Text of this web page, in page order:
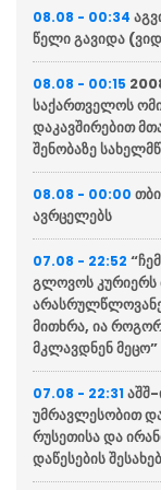
08.08 - 00:34
წელი გავიდა
08.08 - 00:15
საქართველოს
დაკავშირებით
შენობაზე
08.08 - 00:00
ავრცელებს
07.08 - 22:52
გლოვოს კურიერს
მითხრა, ია
მკლავდნენ მეცო”
07.08 - 22:31 აშშ-
უმრავლესობით
რუსეთისა და
დაწესების შესახებ